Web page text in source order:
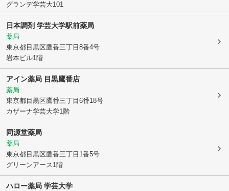
グランデ学芸大101
日本調剤 学芸大学駅前薬局
薬局
東京都目黒区鷹番三丁目8番4号
岩本ビル1階
アイン薬局 目黒鷹番店
薬局
東京都目黒区鷹番三丁目6番18号
カザーナ学芸大学1階
同源堂薬局
薬局
東京都目黒区鷹番三丁目1番5号
グリーンアース1階
ハロー薬局 学芸大学